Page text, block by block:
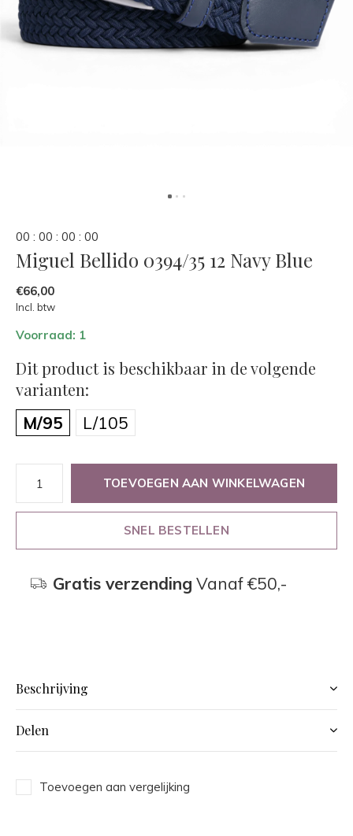
00 : 00 : 00 : 00
Miguel Bellido 0394/35 12 Navy Blue
€66,00
Incl. btw
Voorraad: 1
Dit product is beschikbaar in de volgende
varianten:
M/95 L/105
TOEVOEGEN AAN WINKELWAGEN
SNEL BESTELLEN
Gratis verzending Vanaf €50,-
Beschrijving
Delen
Toevoegen aan vergelijking